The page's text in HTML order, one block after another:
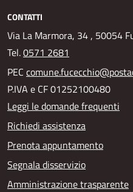
CONTATTI
Via La Marmora, 34 , 50054
Tel.0571 2681
PEC
P.IVA e CF 01252100480
Leggi le domande frequenti
Richiedi assistenza
Prenota appuntamento
Segnala disservizio
Amministrazione trasparente